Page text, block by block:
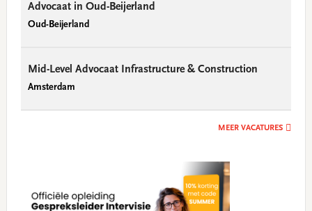
Advocaat in Oud-Beijerland
Oud-Beijerland
Mid-Level Advocaat Infrastructure & Construction
Amsterdam
MEER VACATURES